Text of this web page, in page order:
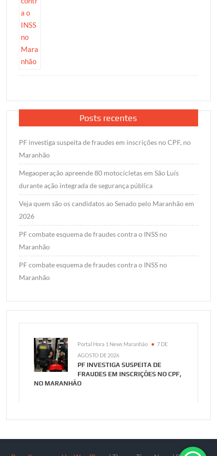
Posts recentes
PF investiga suspeita de fraudes em inscrições no CPF, no
Maranhão
Megaoperação apreende 80 motocicletas em São Luís
durante ação integrada de segurança pública
Veja quem são os candidatos ao Senado pelo Maranhão em
2026
PF combate esquema de fraudes contra o INSS no
Maranhão
PF combate esquema de fraudes contra o INSS no
Maranhão
Portal Hora 1 News Maranhão
7 DE
AGOSTO DE 2026
PF INVESTIGA SUSPEITA DE
FRAUDES EM INSCRIÇÕES NO CPF,
NO MARANHÃO